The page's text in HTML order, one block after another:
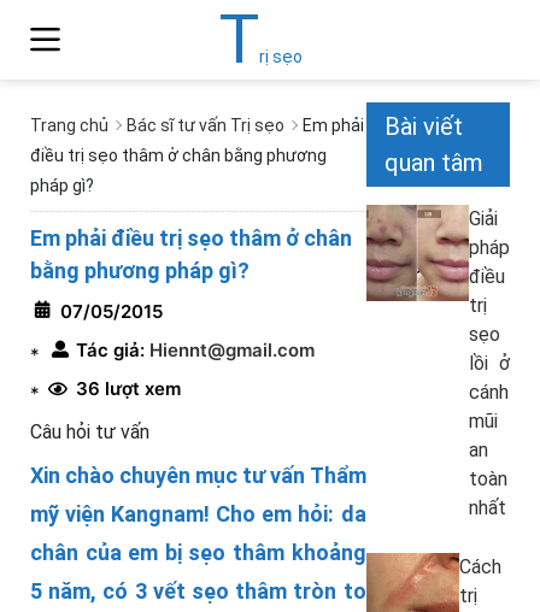
Trị sẹo
Trang chủ Bác sĩ tư vấn Trị sẹo
Em phải
điều trị sẹo thâm ở chân bằng phương
pháp gì?
Em phải điều trị sẹo thâm ở chân
bằng phương pháp gì?
07/05/2015
*
Tác giả: Hiennt@gmail.com
*
36 lượt xem
Câu hỏi tư vấn
Xin chào chuyên mục tư vấn Thẩm
mỹ viện Kangnam! Cho em hỏi: da
chân của em bị sẹo thâm khoảng
5 năm, có 3 vết sẹo thâm tròn to
Bài viết
quan tâm
Giải
pháp
điều
trị
sẹo
lồi ở
cánh
mũi
an
toàn
nhất
Cách
trị